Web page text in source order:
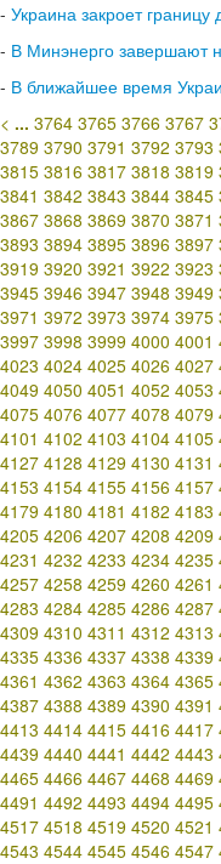
- Украина закроет
- В Минэнерго завершают
- В ближайшее время
< ... 3764 3765 3766 3767
3789 3790 3791 3792 3793
3815 3816 3817 3818 3819
3841 3842 3843 3844 3845
3867 3868 3869 3870 3871
3893 3894 3895 3896 3897
3919 3920 3921 3922 3923
3945 3946 3947 3948 3949
3971 3972 3973 3974 3975
3997 3998 3999 4000 4001
4023 4024 4025 4026 4027
4049 4050 4051 4052 4053
4075 4076 4077 4078 4079
4101 4102 4103 4104 4105
4127 4128 4129 4130 4131
4153 4154 4155 4156 4157
4179 4180 4181 4182 4183
4205 4206 4207 4208 4209
4231 4232 4233 4234 4235
4257 4258 4259 4260 4261
4283 4284 4285 4286 4287
4309 4310 4311 4312 4313
4335 4336 4337 4338 4339
4361 4362 4363 4364 4365
4387 4388 4389 4390 4391
4413 4414 4415 4416 4417
4439 4440 4441 4442 4443
4465 4466 4467 4468 4469
4491 4492 4493 4494 4495
4517 4518 4519 4520 4521
4543 4544 4545 4546 4547